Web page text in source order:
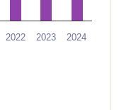
2022 2023 2024